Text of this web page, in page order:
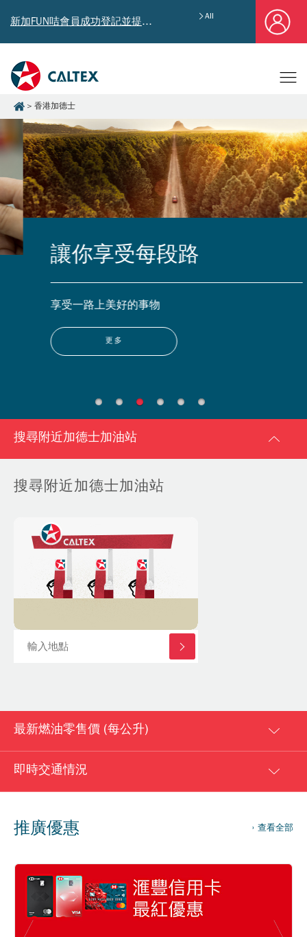
新加FUN咭會員成功登記並提供郵寄地址，即享獨家迎新汽油優惠券禮總值HK$4,640! All
香港加德士
讓你享受每段路
享受一路上美好的事物
搜尋附近加德士加油站
最新燃油零售價 (每公升)
即時交通情況